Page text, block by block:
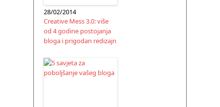
28/02/2014
Creative Mess 3.0: više
od 4 godine postojanja
bloga i prigodan redizajn